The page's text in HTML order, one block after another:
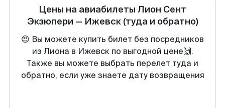
Цены на авиабилеты Лион Сент
Экзюпери — Ижевск (туда и обратно)
😍 Вы можете купить билет без посредников
из Лиона в Ижевск по выгодной цене🙌.
Также вы можете выбрать перелет туда и
обратно, если уже знаете дату возвращения